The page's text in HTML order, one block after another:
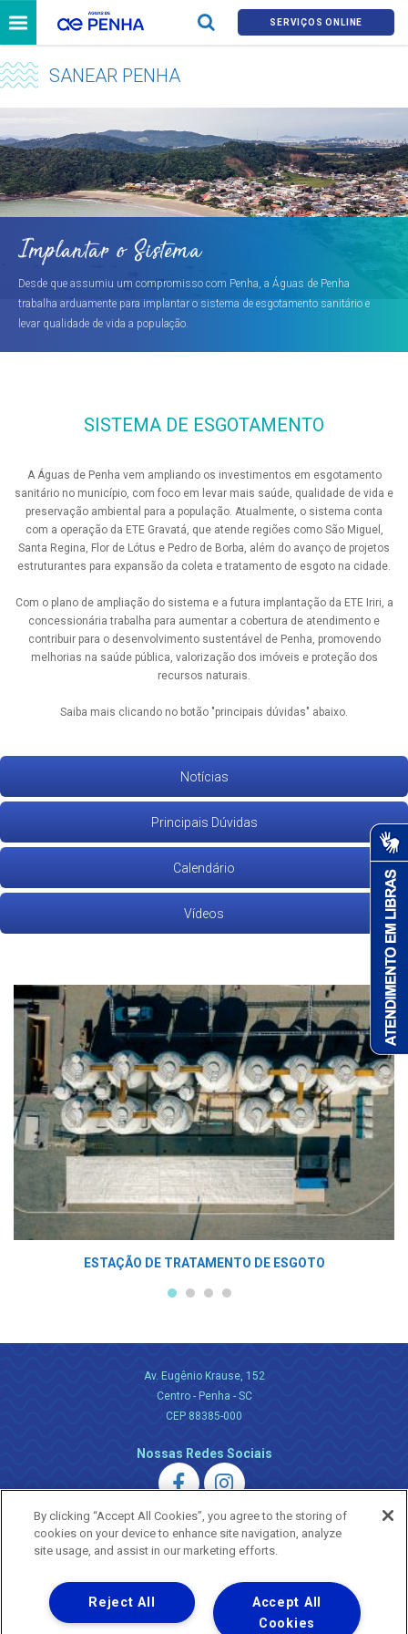
SERVIÇOS ONLINE
SANEAR PENHA
Implantar o Sistema
Desde que assumiu um compromisso com Penha, a Águas de Penha
trabalha arduamente para implantar o sistema de esgotamento sanitário e
levar qualidade de vida a população.
SISTEMA DE ESGOTAMENTO
A Águas de Penha vem ampliando os investimentos em esgotamento
sanitário no município, com foco em levar mais saúde, qualidade de vida e
preservação ambiental para a população. Atualmente, o sistema conta
com a operação da ETE Gravatá, que atende regiões como São Miguel,
Santa Regina, Flor de Lótus e Pedro de Borba, além do avanço de projetos
estruturantes para expansão da coleta e tratamento de esgoto na cidade.
Com o plano de ampliação do sistema e a futura implantação da ETE Iriri, a
concessionária trabalha para aumentar a cobertura de atendimento e
contribuir para o desenvolvimento sustentável de Penha, promovendo
melhorias na saúde pública, valorização dos imóveis e proteção dos
recursos naturais.
Saiba mais clicando no botão "principais dúvidas" abaixo.
Notícias
Principais Dúvidas
Calendário
Vídeos
ESTAÇÃO DE TRATAMENTO DE ESGOTO
Av. Eugênio Krause, 152
Centro - Penha - SC
CEP 88385-000
Nossas Redes Sociais
Uma empresa
Copyright ® 2026 - Todos os Direitos Reservados.
Nossa natureza movimenta a vida
By clicking “Accept All Cookies”, you agree to the storing of
cookies on your device to enhance site navigation, analyze
site usage, and assist in our marketing efforts.
Accept All
Cookies
Reject All